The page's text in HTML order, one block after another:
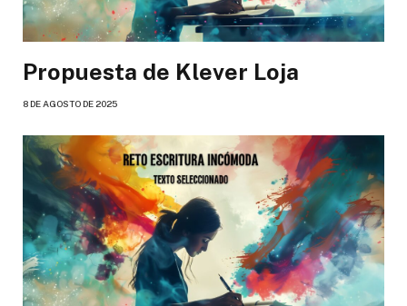
Propuesta de Klever Loja
8 DE AGOSTO DE 2025